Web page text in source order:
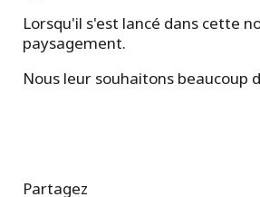
Lorsqu'il s'est lancé dans cette
paysagement.
Nous leur souhaitons beaucoup
Partagez